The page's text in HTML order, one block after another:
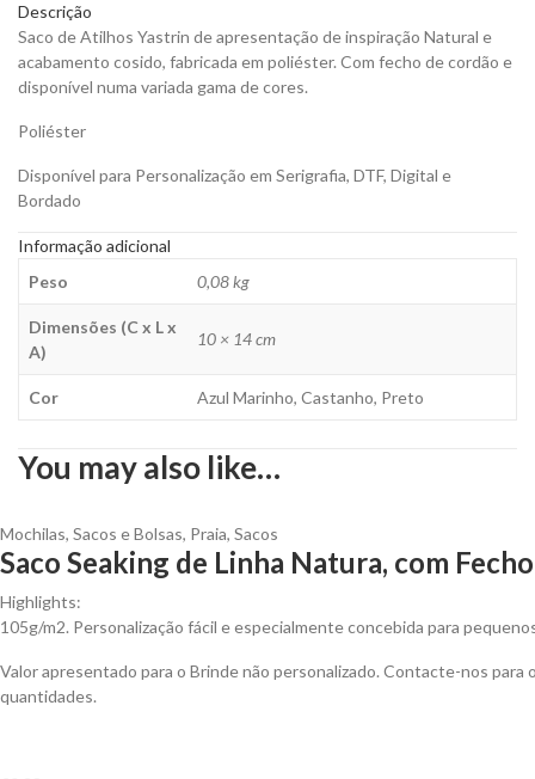
Natural
para
Personalizar
quantity
Descrição
Saco de Atilhos Yastrin de apresentação de inspiração Natural e
acabamento cosido, fabricada em poliéster. Com fecho de cordão e
disponível numa variada gama de cores.
Poliéster
Disponível para Personalização em Serigrafia, DTF, Digital e
Bordado
Informação adicional
Peso
0,08 kg
Dimensões (C x L x
A)
10 × 14 cm
Cor Azul Marinho, Castanho, Preto
You may also like…
Mochilas, Sacos e Bolsas, Praia, Sacos
Saco Seaking de Linha Natura, com
Highlights:
105g/m2. Personalização fácil e especialmente concebida para
Valor apresentado para o Brinde não personalizado. Contacte-nos
quantidades.